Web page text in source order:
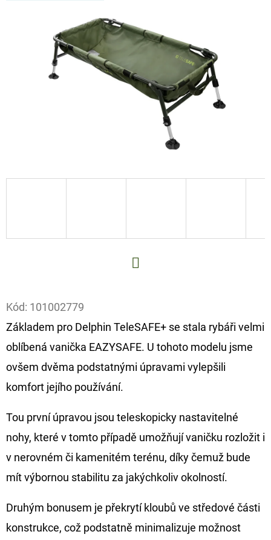
Kód: 101002779
Základem pro Delphin TeleSAFE+ se stala rybáři velmi
oblíbená vanička EAZYSAFE. U tohoto modelu jsme
ovšem dvěma podstatnými úpravami vylepšili
komfort jejího používání.
Tou první úpravou jsou teleskopicky nastavitelné
nohy, které v tomto případě umožňují vaničku rozložit i
v nerovném či kamenitém terénu, díky čemuž bude
mít výbornou stabilitu za jakýchkoliv okolností.
Druhým bonusem je překrytí kloubů ve středové části
konstrukce, což podstatně minimalizuje možnost
E
HLEDAT
D
O
P
O
R
U
Č
U
J
E
M
E
OLOVĚNÁ
ZÁTĚŽ